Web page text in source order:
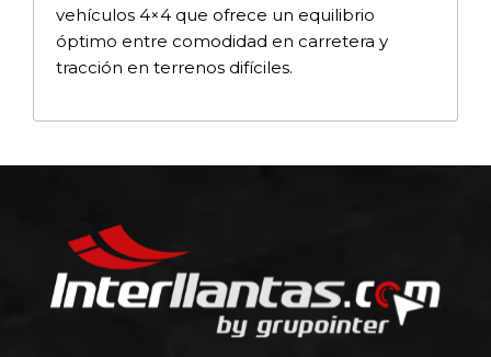
vehículos 4×4 que ofrece un equilibrio
óptimo entre comodidad en carretera y
tracción en terrenos difíciles.